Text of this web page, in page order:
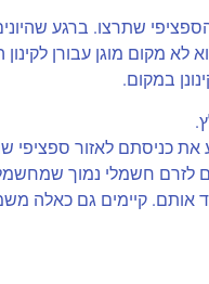
שתרצו. ברגע
מקום מוגן עבורן
במקום.
כניסתם לאזור ספציפי
חשמלי נמוך
קיימים גם כאלה